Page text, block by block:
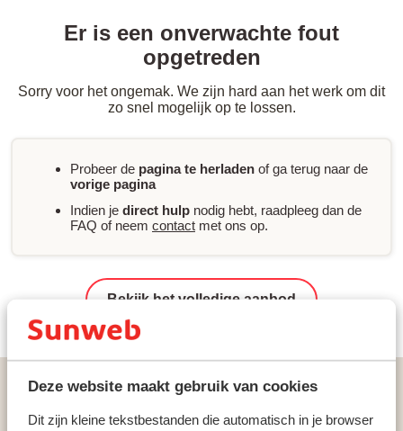
Deze website maakt gebruik van cookies
Dit zijn kleine tekstbestanden die automatisch in je browser
Er is een onverwachte fout
opgetreden
Sorry voor het ongemak. We zijn hard aan het werk om dit
zo snel mogelijk op te lossen.
Probeer de pagina te herladen of ga terug naar de
vorige pagina
Indien je direct hulp nodig hebt, raadpleeg dan de
FAQ of neem contact met ons op.
Bekijk het volledige aanbod
Vakanties Zonvakanties Griekenland
Zakynthos